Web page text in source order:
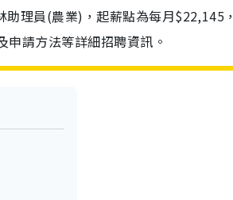
理員(農業)，起薪點為每月$22,145
請方法等詳細招聘資訊。